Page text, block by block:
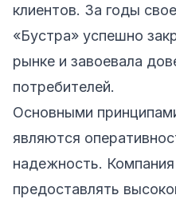
клиентов. За годы
«Бустра» успешно
рынке и завоевала
потребителей.
Основными
являются
надежность.
предоставлять